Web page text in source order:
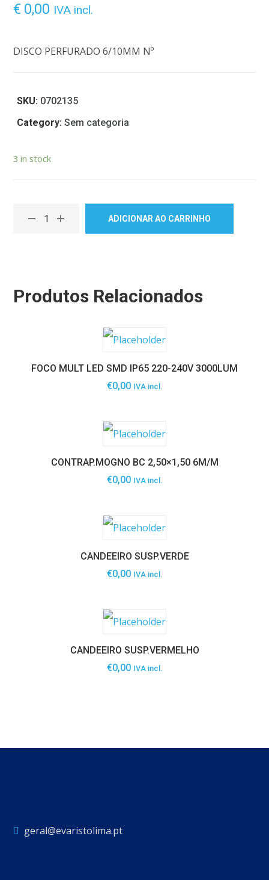
€ 0,00 IVA incl.
DISCO PERFURADO 6/10MM Nº
SKU: 0702135
Category:Sem categoria
3 in stock
ADICIONAR AO CARRINHO
Produtos Relacionados
FOCO MULT LED SMD IP65 220-240V 3000LUM
€0,00 IVA incl.
CONTRAP.MOGNO BC 2,50×1,50 6M/M
€0,00 IVA incl.
CANDEEIRO SUSP.VERDE
€0,00 IVA incl.
CANDEEIRO SUSP.VERMELHO
€0,00 IVA incl.
geral@evaristolima.pt